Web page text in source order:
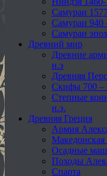
Самураи
Самураи 940
Самураи
Древний мир
Древние
н.э
Древняя
Скифы 700 –
Степные
н.э.
Древняя Греция
Армия
Македонская
Осадные
Походы
Спарта